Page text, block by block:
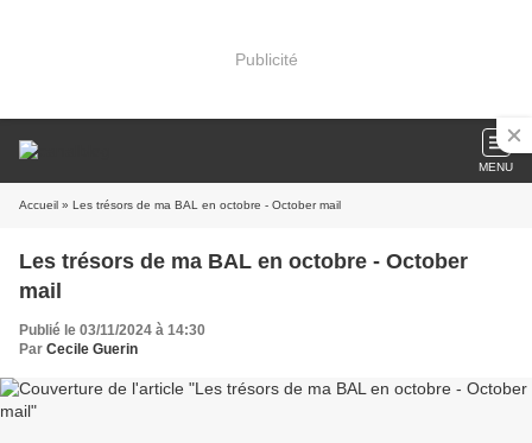
Publicité
MENU
Accueil » Les trésors de ma BAL en octobre - October mail
Les trésors de ma BAL en octobre - October
mail
Publié le 03/11/2024 à 14:30
Par Cecile Guerin